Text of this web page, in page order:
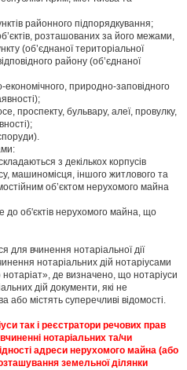
районного підпорядкування;
розташованих за його межами,
(об’єднаної територіальної
району (об’єднаної
економічного, природно-заповідного
проспекту, бульвару, алеї, провулку,
з декількох корпусів
машиномісця, іншого житлового та
об’єктом нерухомого майна
до об'єктів нерухомого майна, що
для вчинення нотаріальної дії
нотаріальних дій нотаріусами
де визначено, що нотаріуси
дій документи, які не
або містять суперечливі відомості.
так і реєстратори речових прав
нотаріальних та/чи
адреси нерухомого майна (або
земельної ділянки